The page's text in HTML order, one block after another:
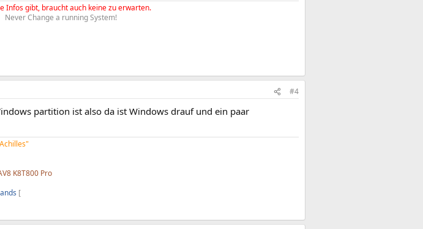
Infos gibt, braucht auch keine zu erwarten.
Never Change a running System!
#4
partition ist also da ist Windows drauf und ein paar
K8T800 Pro
[